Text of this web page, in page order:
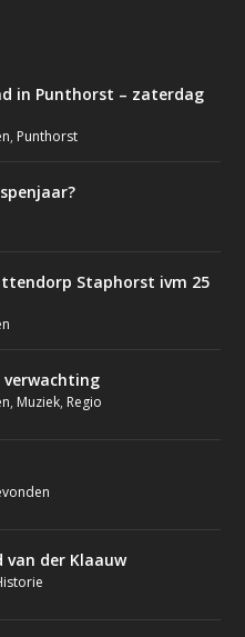
in Punthorst – zaterdag
, Punthorst
Staphorst ivm 25
verwachting
, Muziek, Regio
der Klaauw